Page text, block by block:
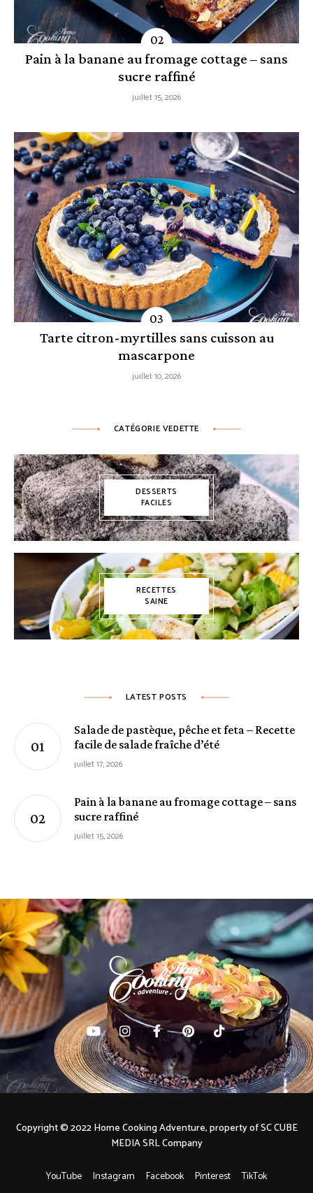
Pain à la banane au fromage cottage – sans
sucre raffiné
juillet 15, 2026
Tarte citron-myrtilles sans cuisson au
mascarpone
juillet 10, 2026
CATÉGORIE VEDETTE
DESSERTS
FACILES
RECETTES
SAINE
LATEST POSTS
Salade de pastèque, pêche et feta – Recette
facile de salade fraîche d’été
juillet 17, 2026
Pain à la banane au fromage cottage – sans
sucre raffiné
juillet 15, 2026
YouTube Instagram Facebook Pinterest TikTok
Copyright © 2022 Home Cooking Adventure, property of SC CUBE
MEDIA SRL Company